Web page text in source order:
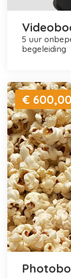
5 uur onbeperkt video's maken + personele
begeleiding
€ 600,00